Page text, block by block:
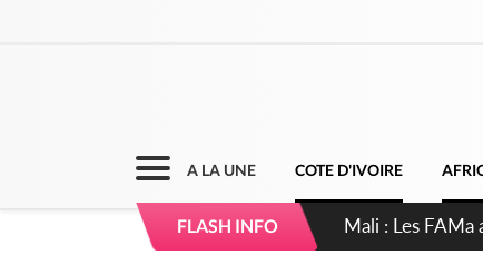
A LA UNE COTE D'IVOIRE
FLASH INFO Côte d'Ivoire :